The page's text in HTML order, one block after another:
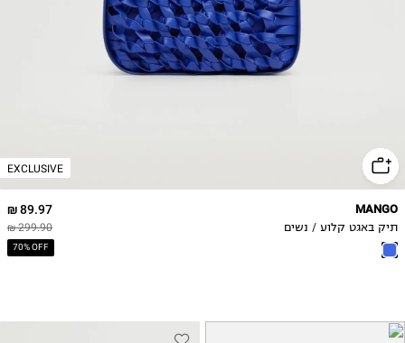
EXCLUSIVE
89.97 ₪
299.90 ₪
70% OFF
MANGO
תיק באגט קלוע / נשים